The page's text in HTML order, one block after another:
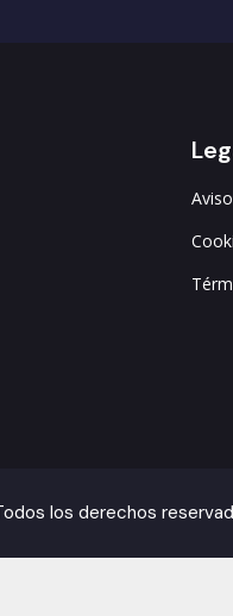
los derechos